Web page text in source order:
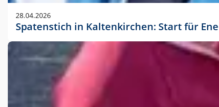
28.04.2026
Spatenstich in Kaltenkirchen: Start für